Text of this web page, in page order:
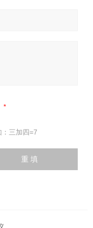
三加四=7